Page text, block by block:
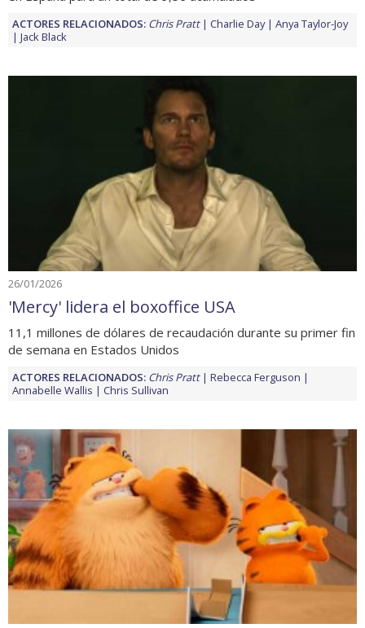
ACTORES RELACIONADOS: Chris Pratt Charlie Day
Anya Taylor-Joy
Jack Black
26/01/2026
'Mercy' lidera el boxoffice USA
11,1 millones de dólares de recaudación durante su primer fin
de semana en Estados Unidos
ACTORES RELACIONADOS: Chris Pratt
Rebecca Ferguson
Annabelle Wallis
Chris Sullivan